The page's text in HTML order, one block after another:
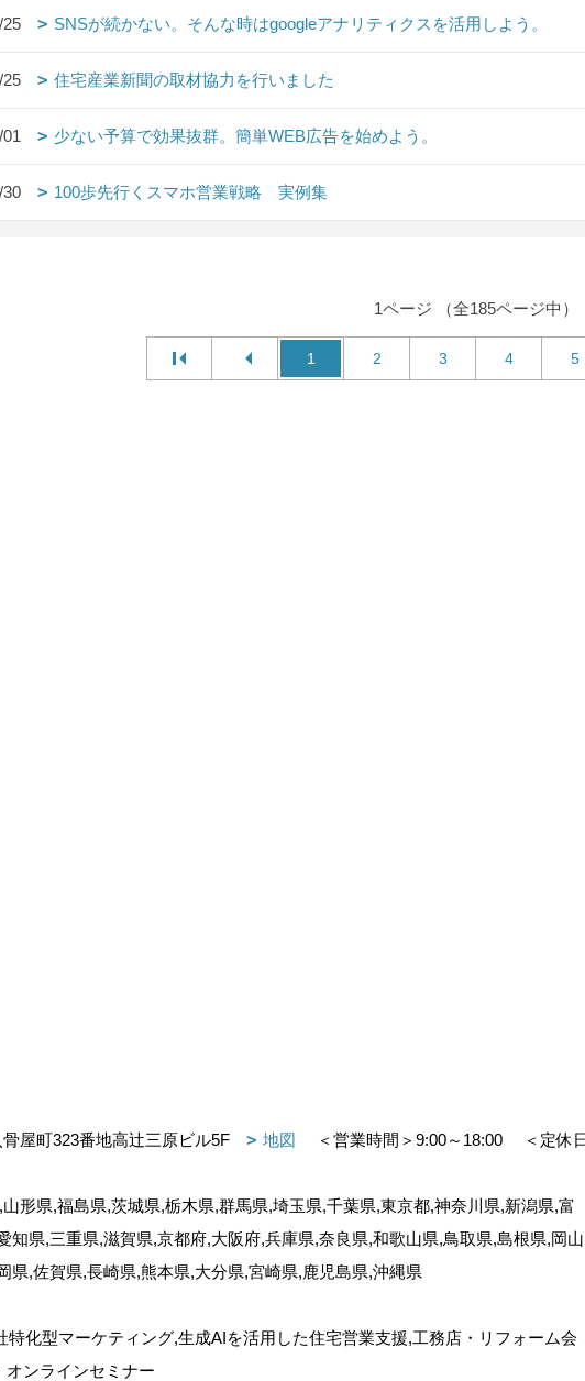
25 SNSが続かない。そんな時はgoogleアナリティクスを活用しよう。
25 住宅産業新聞の取材協力を行いました
少ない予算で効果抜群。簡単WEB広告を始めよう。
30 100歩先行くスマホ営業戦略 実例集
1ページ （全185ページ中）
1 2 3 4 5
屋町323番地高辻三原ビル5F 地図 ＜営業時間＞9:00～18:00
＜定休
形県,福島県,茨城県,栃木県,群馬県,埼玉県,千葉県,東京都,神奈川県,新潟県,富
知県,三重県,滋賀県,京都府,大阪府,兵庫県,奈良県,和歌山県,鳥取県,島根県,岡山
県,佐賀県,長崎県,熊本県,大分県,宮崎県,鹿児島県,沖縄県
化型マーケティング,生成AIを活用した住宅営業支援,工務店・リフォーム会
ンラインセミナー